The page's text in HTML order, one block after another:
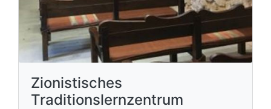
Zionistisches
Traditionslernzentrum